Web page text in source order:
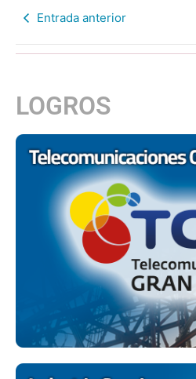
Entrada anterior
LOGROS